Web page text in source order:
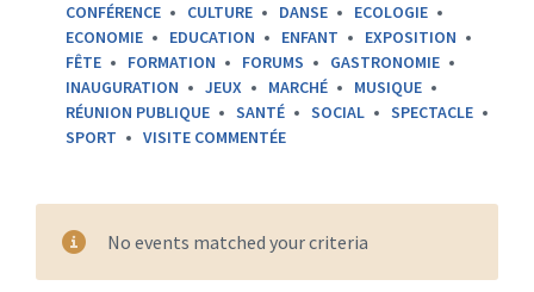
CONFÉRENCE
CULTURE DANSE
ECOLOGIE
ECONOMIE
EDUCATION ENFANT
EXPOSITION
FÊTE
FORMATION FORUMS
GASTRONOMIE
INAUGURATION
JEUX MARCHÉ
MUSIQUE
RÉUNION PUBLIQUE
SANTÉ SOCIAL
SPECTACLE
SPORT
VISITE COMMENTÉE
No events matched your criteria